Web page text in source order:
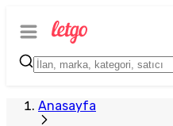
Anasayfa